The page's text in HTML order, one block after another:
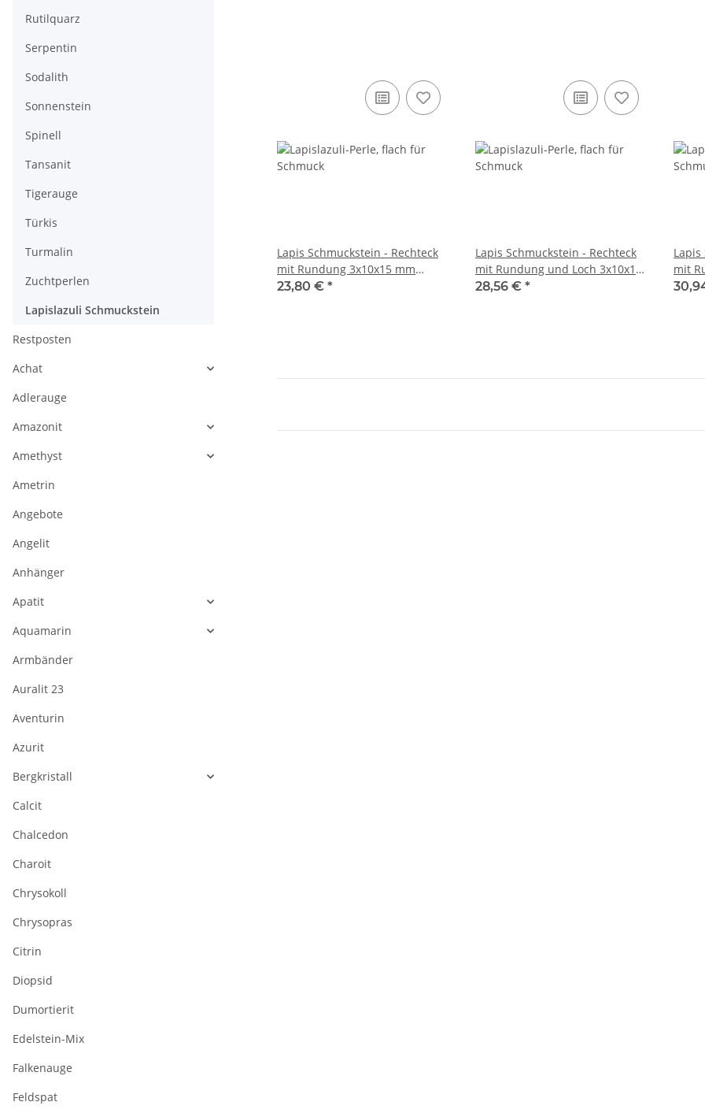
Lapis Schmuckstein - Rechteck
mit Rundung 3x10x15 mm
royalblau /R245
23,80 € *
Lapis Schmuckstein - Rechteck
mit Rundung und Loch 3x10x15
mm royalblau /R237
28,56 € *
Lapis
mit
mm
Rutilquarz
Serpentin
Sodalith
Sonnenstein
Spinell
Tansanit
Tigerauge
Türkis
Turmalin
Zuchtperlen
Lapislazuli Schmuckstein
Restposten
Achat
Adlerauge
Amazonit
Amethyst
Ametrin
Angebote
Angelit
Anhänger
Apatit
Aquamarin
Armbänder
Auralit 23
Aventurin
Azurit
Bergkristall
Calcit
Chalcedon
Charoit
Chrysokoll
Chrysopras
Citrin
Diopsid
Dumortierit
Edelstein-Mix
Falkenauge
Feldspat